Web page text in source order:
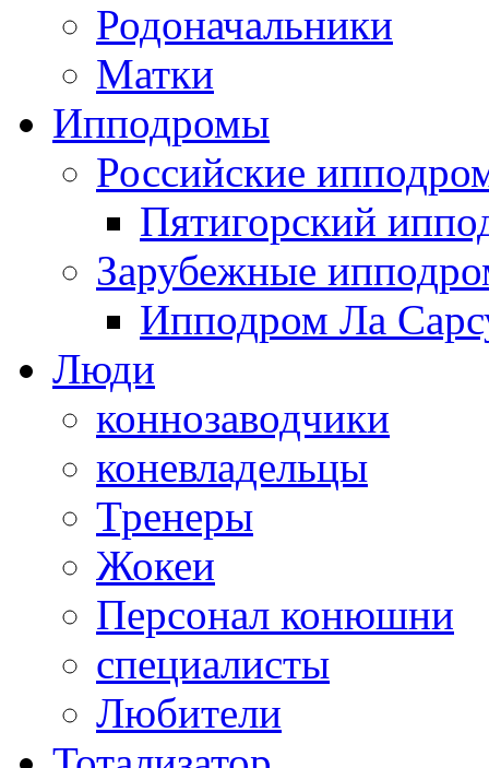
Родоначальники
Матки
Ипподромы
Российские
Пятигорский
Зарубежные
Ипподром Ла
Люди
коннозаводчики
коневладельцы
Тренеры
Жокеи
Персонал конюшни
специалисты
Любители